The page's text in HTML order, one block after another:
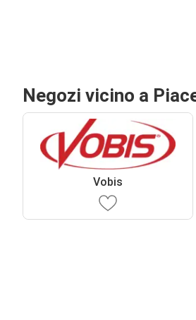
Negozi vicino a
Vobis